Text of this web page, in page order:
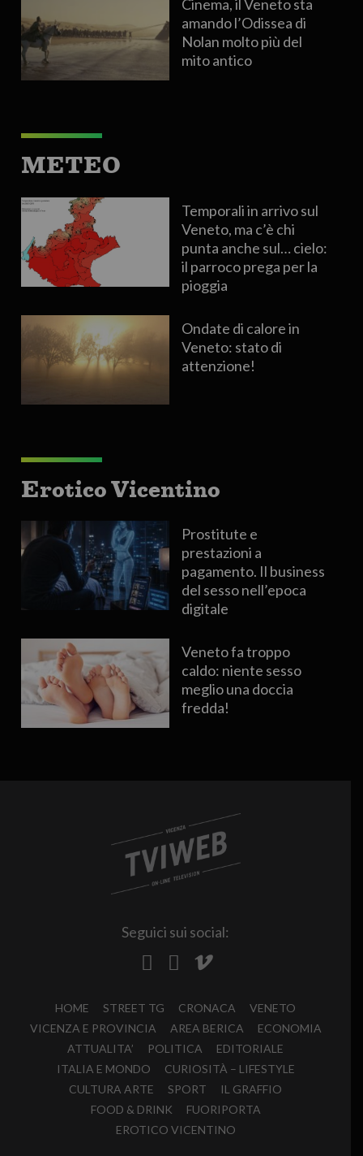
Cinema, il Veneto sta
amando l’Odissea di
Nolan molto più del
mito antico
METEO
Temporali in arrivo sul
Veneto, ma c’è chi
punta anche sul… cielo:
il parroco prega per la
pioggia
Ondate di calore in
Veneto: stato di
attenzione!
Erotico Vicentino
Prostitute e
prestazioni a
pagamento. Il business
del sesso nell’epoca
digitale
Veneto fa troppo
caldo: niente sesso
meglio una doccia
fredda!
Seguici sui social:
HOME STREET TG CRONACA
VENETO
VICENZA E PROVINCIA
AREA BERICA
ECONOMIA
ATTUALITA’
POLITICA
EDITORIALE
ITALIA E MONDO
CURIOSITÀ – LIFESTYLE
CULTURA ARTE
SPORT
IL GRAFFIO
FOOD & DRINK
FUORIPORTA
EROTICO VICENTINO